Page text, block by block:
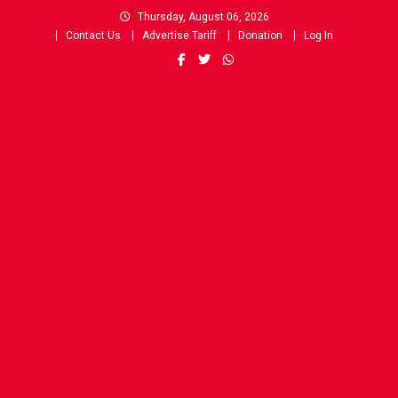
Thursday, August 06, 2026
Contact Us
Advertise Tariff Donation Log In